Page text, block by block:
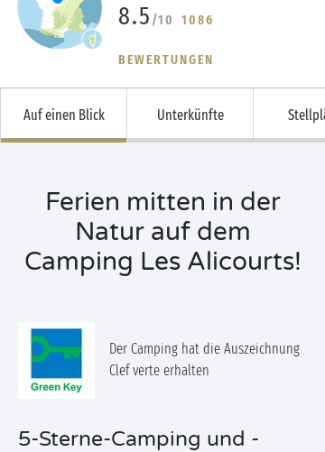
8.5 /10 1086
BEWERTUNGEN
Auf einen Blick Unterkünfte
Ferien mitten in der
Natur auf dem
Camping Les Alicourts!
Der Camping hat die Auszeichnung
Clef verte erhalten
5-Sterne-Camping und -